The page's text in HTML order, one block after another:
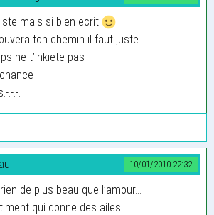
mais si bien ecrit
ton chemin il faut juste
ne t’inkiete pas
.-.-.
10/01/2010 22:32
de plus beau que l’amour...
qui donne des ailes...